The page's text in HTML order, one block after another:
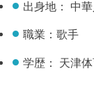
出身地： 中
職業：歌手
学歴： 天津